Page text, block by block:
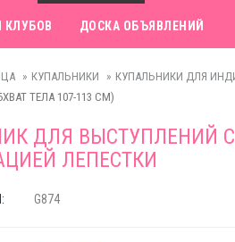
ДОСКА ОБЪЯВЛЕНИЙ
КУПАЛЬНИКИ КУПАЛЬНИКИ ДЛЯ
ТЕЛА 107-113 СМ)
ДЛЯ ВЫСТУПЛЕНИЙ С
ЛЕПЕСТКИ
G874